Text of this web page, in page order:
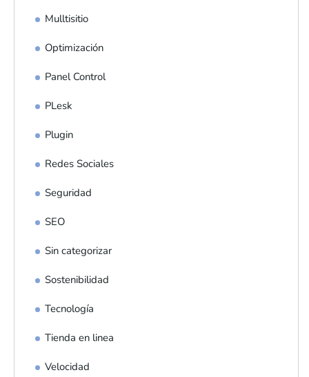
Mulltisitio
Optimización
Panel Control
PLesk
Plugin
Redes Sociales
Seguridad
SEO
Sin categorizar
Sostenibilidad
Tecnología
Tienda en linea
Velocidad